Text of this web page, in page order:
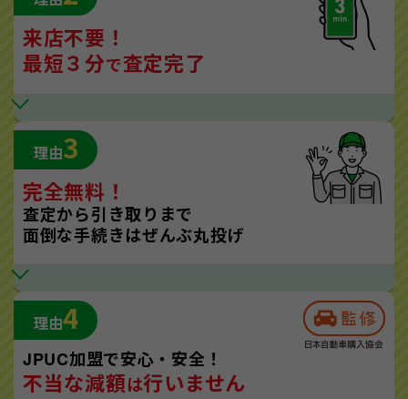
来店不要！
最短３分で査定完了
理由3
完全無料！
査定から引き取りまで
面倒な手続きはぜんぶ丸投げ
理由4
JPUC加盟で安心・安全！
不当な減額は行いません